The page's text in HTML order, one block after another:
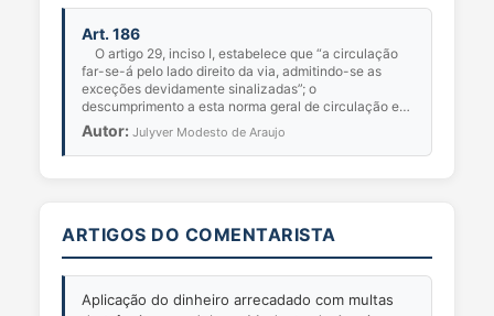
Art. 186
O artigo 29, inciso I, estabelece que “a circulação
far-se-á pelo lado direito da via, admitindo-se as
exceções devidamente sinalizadas”; o
descumprimento a esta norma geral de circulação e
condut...
Autor: Julyver Modesto de Araujo
ARTIGOS DO COMENTARISTA
Aplicação do dinheiro arrecadado com multas